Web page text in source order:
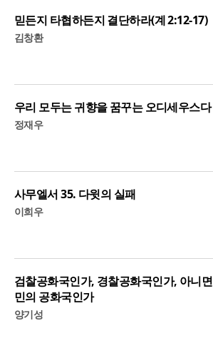
믿든지 타협하든지 결단하라(계 2:12-17)
김창환
우리 모두는 귀향을 꿈꾸는 오디세우스다
정재우
사무엘서 35. 다윗의 실패
이희우
검찰공화국인가, 경찰공화국인가, 아니
민의 공화국인가
양기성